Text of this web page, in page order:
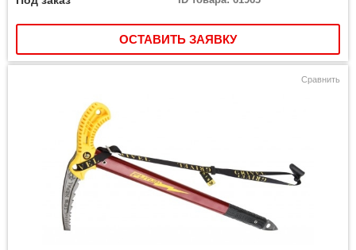
ОСТАВИТЬ ЗАЯВКУ
Сравнить